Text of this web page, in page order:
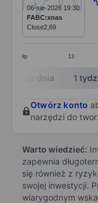
The chart has 1
The chart has
lip 13
06-sie-2026 19:30
FABC:xnas
Close2,69
End of
W ciągu dnia 1
Otwórz konto
narzędzi do
Warto wiedzieć:
zapewnia
się również z
swojej inwestycji.
wiarygodnym